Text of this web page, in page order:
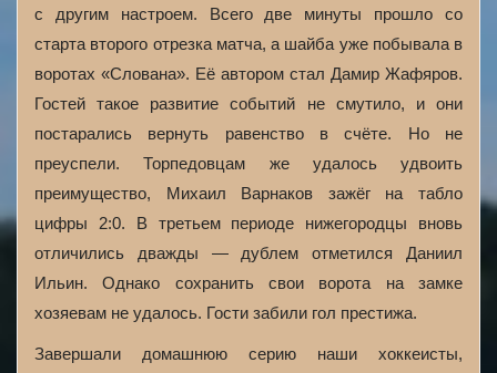
с другим настроем. Всего две минуты прошло со
старта второго отрезка матча, а шайба уже побывала в
воротах «Слована». Её автором стал Дамир Жафяров.
Гостей такое развитие событий не смутило, и они
постарались вернуть равенство в счёте. Но не
преуспели. Торпедовцам же удалось удвоить
преимущество, Михаил Варнаков зажёг на табло
цифры 2:0. В третьем периоде нижегородцы вновь
отличились дважды — дублем отметился Даниил
Ильин. Однако сохранить свои ворота на замке
хозяевам не удалось. Гости забили гол престижа.
Завершали домашнюю серию наши хоккеисты,